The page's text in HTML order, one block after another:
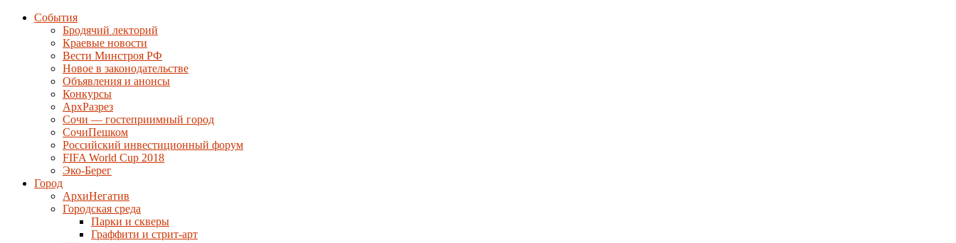
События
Бродячий лекторий
Краевые новости
Вести Минстроя РФ
Новое в законодательстве
Объявления и анонсы
Конкурсы
АрхРазрез
Сочи — гостеприимный город
СочиПешком
Российский инвестиционный форум
FIFA World Cup 2018
Эко-Берег
Город
АрхиНегатив
Городская среда
Парки и скверы
Граффити и стрит-арт